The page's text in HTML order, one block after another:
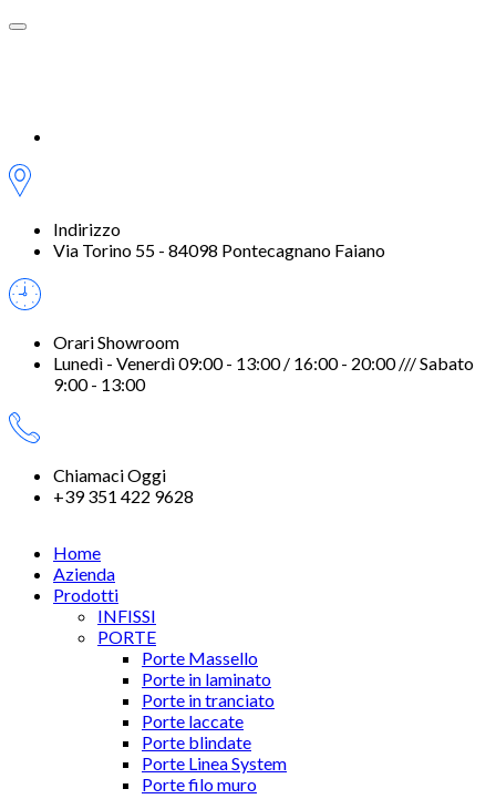
Indirizzo
Via Torino 55 - 84098 Pontecagnano Faiano
Orari Showroom
Lunedì - Venerdì 09:00 - 13:00 / 16:00 - 20:00 /// Sabato
9:00 - 13:00
Chiamaci Oggi
+39 351 422 9628
Home
Azienda
Prodotti
INFISSI
PORTE
Porte Massello
Porte in laminato
Porte in tranciato
Porte laccate
Porte blindate
Porte Linea System
Porte filo muro